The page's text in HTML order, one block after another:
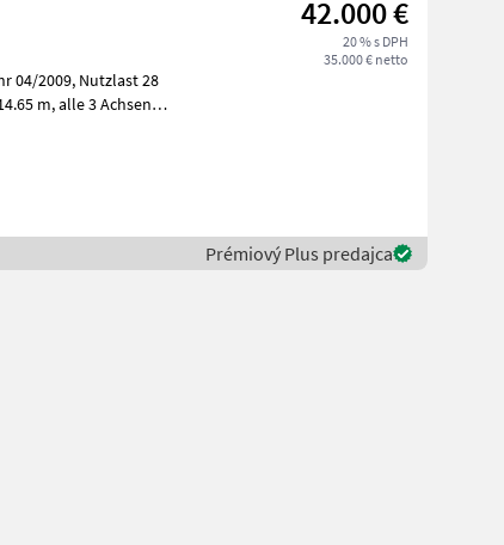
42.000 €
20 % s DPH
35.000 € netto
Prémiový Plus predajca